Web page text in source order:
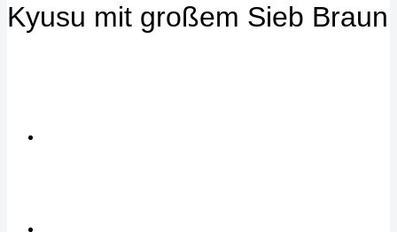
Kyusu mit großem Sieb Braun